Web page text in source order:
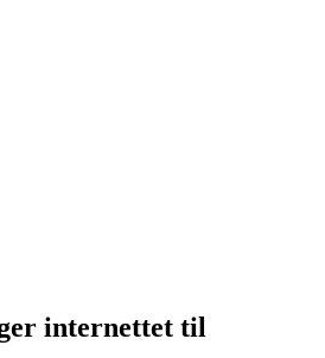
internettet til